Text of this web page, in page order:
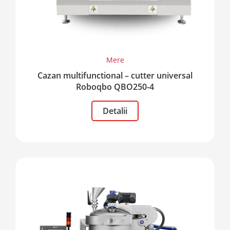
Mere
Cazan multifunctional – cutter universal
Roboqbo QBO250-4
Detalii